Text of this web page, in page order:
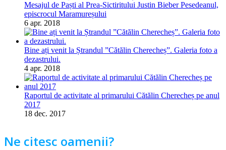
Mesajul de Paști al Prea-Sictiritului Justin Bieber Pesedeanul,
episcrocul Maramureșului
6 apr. 2018
Bine ați venit la Ștrandul ”Cătălin Cherecheș”. Galeria foto a
dezastrului.
4 apr. 2018
Raportul de activitate al primarului Cătălin Cherecheș pe anul
2017
18 dec. 2017
Ne citesc oamenii?